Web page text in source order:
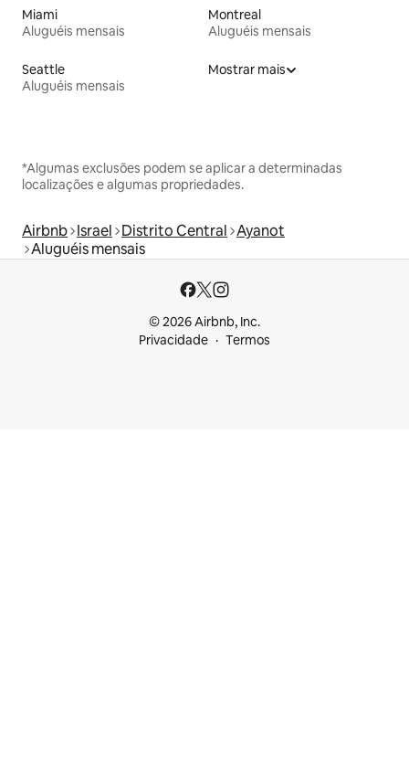
Miami
Aluguéis mensais
Montreal
Aluguéis mensais
Seattle
Aluguéis mensais
Mostrar mais
*Algumas exclusões podem se aplicar a determinadas
localizações e algumas propriedades.
Airbnb Israel Distrito Central Ayanot
Aluguéis mensais
© 2026 Airbnb, Inc.
Privacidade
Termos